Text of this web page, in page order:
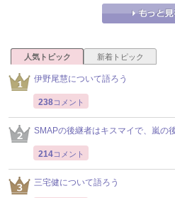
人気トピック 新着トピック
伊野尾慧について語ろう
238コメント
SMAPの後継者はキスマイで、嵐の
214コメント
三宅健について語ろう